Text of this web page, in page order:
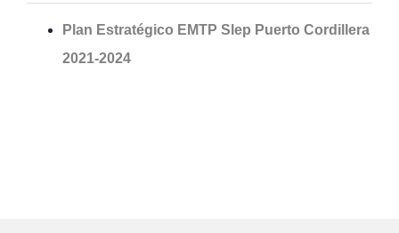
Plan Estratégico EMTP Slep Puerto Cordillera
2021-2024